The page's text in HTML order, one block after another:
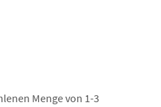
Menge von 1-3